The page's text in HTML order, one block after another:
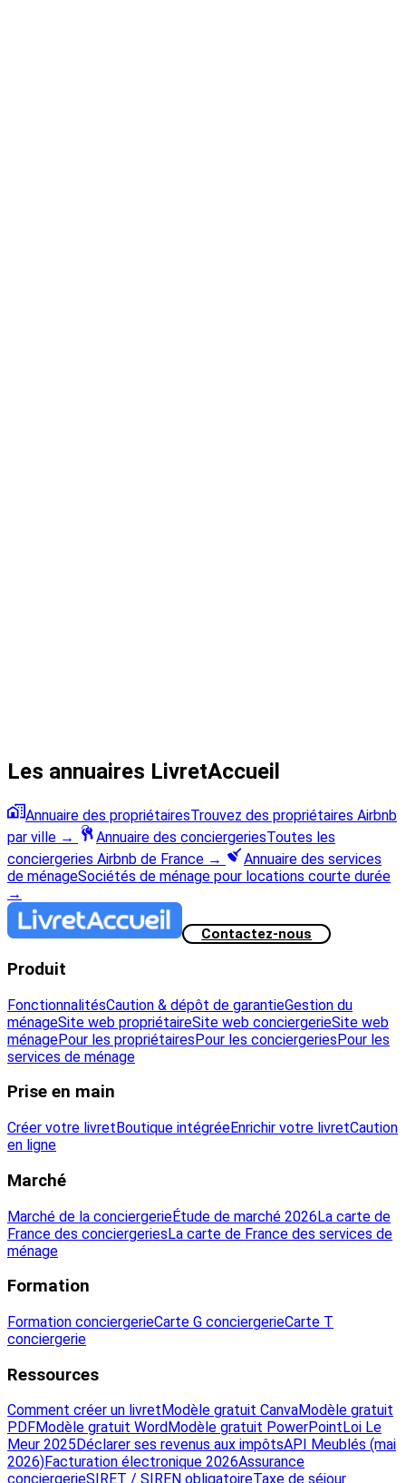
Les annuaires LivretAccueil
Annuaire des propriétairesTrouvez des propriétaires Airbnb
par ville → Annuaire des conciergeriesToutes les
conciergeries Airbnb de France →
Annuaire des services
de ménageSociétés de ménage pour locations courte durée
→
Contactez-nous
Produit
FonctionnalitésCaution & dépôt de garantieGestion du
ménageSite web propriétaireSite web conciergerieSite web
ménagePour les propriétairesPour les conciergeriesPour les
services de ménage
Prise en main
Créer votre livretBoutique intégréeEnrichir votre livretCaution
en ligne
Marché
Marché de la conciergerieÉtude de marché 2026La carte de
France des conciergeriesLa carte de France des services de
ménage
Formation
Formation conciergerieCarte G conciergerieCarte T
conciergerie
Ressources
Comment créer un livret Modèle gratuit CanvaModèle gratuit
PDFModèle gratuit Word Modèle gratuit PowerPoint Loi Le
Meur 2025 Déclarer ses revenus aux impôtsAPI Meublés (mai
2026)Facturation électronique 2026Assurance
conciergerieSIRET / SIREN obligatoireTaxe de séjour